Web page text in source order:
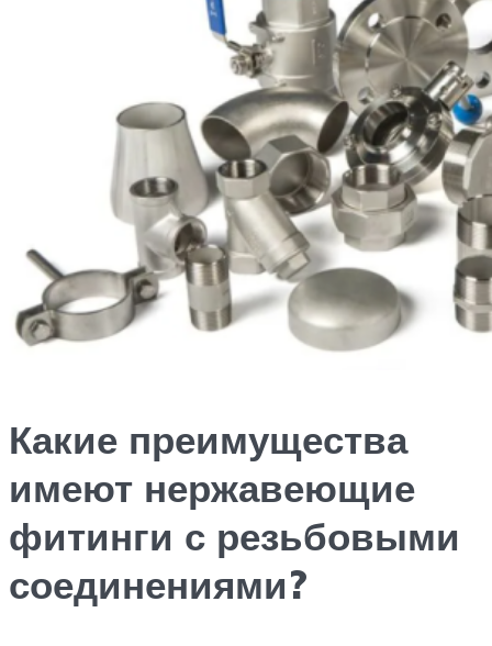
Какие преимущества
имеют нержавеющие
фитинги с резьбовыми
соединениями?